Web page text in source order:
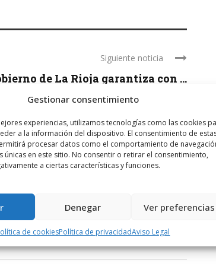
Gestionar consentimiento
experiencias, utilizamos tecnologías como las cookies
a la información del dispositivo. El consentimiento de
procesar datos como el comportamiento de
únicas en este sitio. No consentir o retirar el consentimiento,
a ciertas características y funciones.
Denegar Ver preferencias
de cookiesPolítica de privacidadAviso Legal
Siguiente noticia
de La Rioja garantiza con ...